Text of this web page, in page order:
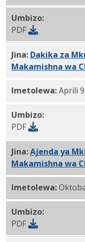
Umbizo:
PDF
Jina: Dakika za
Makamishna wa
Imetolewa:Aprili
Umbizo:
PDF
Jina:Ajenda ya
Makamishna wa
Imetolewa:
Umbizo:
PDF